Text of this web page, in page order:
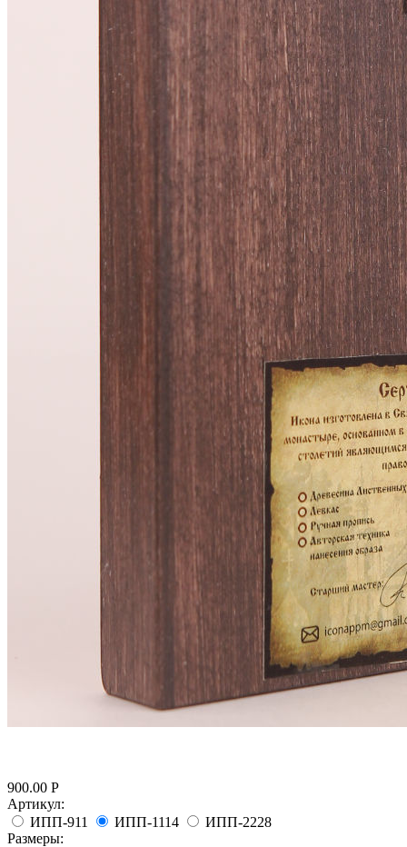
900.00 Р
Артикул:
ИПП-911
ИПП-1114
ИПП-2228
Размеры: